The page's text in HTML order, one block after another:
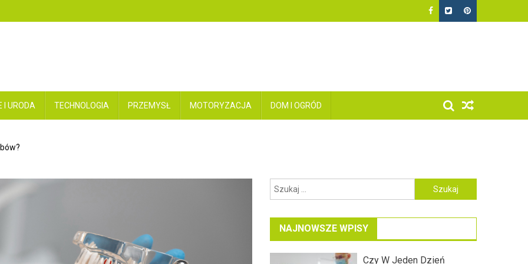
I URODA TECHNOLOGIA PRZEMYSŁ MOTORYZACJA DOM I OGRÓD
Szukaj:
NAJNOWSZE WPISY
Czy W Jeden Dzień